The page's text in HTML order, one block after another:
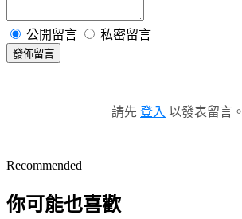
公開留言 私密留言
發佈留言
請先 登入 以發表留言。
Recommended
你可能也喜歡